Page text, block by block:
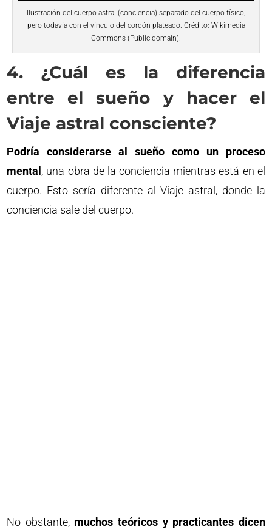
Ilustración del cuerpo astral (conciencia) separado del cuerpo físico,
pero todavía con el vínculo del cordón plateado. Crédito: Wikimedia
Commons (Public domain).
4. ¿Cuál es la diferencia
entre el sueño y hacer el
Viaje astral consciente?
Podría considerarse al sueño como un proceso
mental , una obra de la conciencia mientras está en el
cuerpo. Esto sería diferente al Viaje astral, donde la
conciencia sale del cuerpo.
No obstante, muchos teóricos y practicantes dicen